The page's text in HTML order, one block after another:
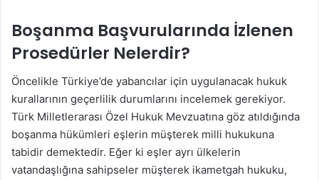
Boşanma Başvurularında İzlenen
Prosedürler Nelerdir?
Öncelikle Türkiye’de yabancılar için uygulanacak hukuk
kurallarının geçerlilik durumlarını incelemek gerekiyor.
Türk Milletlerarası Özel Hukuk Mevzuatına göz atıldığında
boşanma hükümleri eşlerin müşterek milli hukukuna
tabidir demektedir. Eğer ki eşler ayrı ülkelerin
vatandaşlığına sahipseler müşterek ikametgah hukuku,